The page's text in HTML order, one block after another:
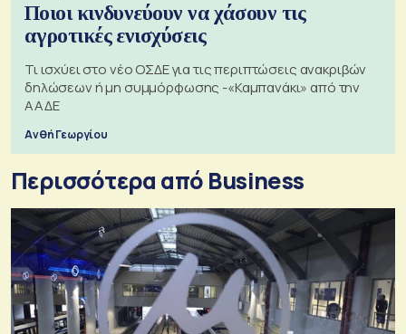
Ποιοι κινδυνεύουν να χάσουν τις
αγροτικές ενισχύσεις
Τι ισχύει στο νέο ΟΣΔΕ για τις περιπτώσεις ανακριβών
δηλώσεων ή μη συμμόρφωσης -«Καμπανάκι» από την
ΑΑΔΕ
Ανθή Γεωργίου
Περισσότερα από Business